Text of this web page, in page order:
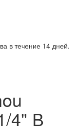
в течение 14 дней.
4" В